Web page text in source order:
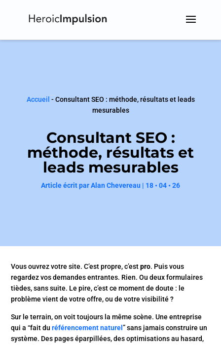
Accueil -Consultant SEO : méthode, résultats et leads
mesurables
Consultant SEO :
méthode, résultats et
leads mesurables
Article écrit parAlan Chevereau | 18 • 04 • 26
Vous ouvrez votre site. C’est propre, c’estpro. Puis vous
regardez vos demandes entrantes. Rien. Ou deux formulaires
tièdes, sans suite. Le pire, c’est ce moment de doute : le
problème vient de votre offre, ou de votre visibilité ?
Sur le terrain, on voit toujours la même scène. Une entreprise
qui a “fait duréférencement naturel” sans jamais construire un
système. Des pages éparpillées, des optimisations au hasard,